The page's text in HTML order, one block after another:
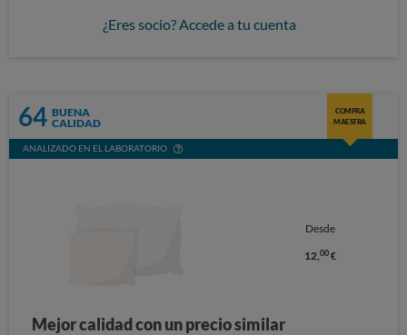
¿Eres socio? Accede a tu cuenta
64 BUENA
CALIDAD
COMPRA
MAESTRA
ANALIZADO EN EL LABORATORIO
Desde
12,00€
Mejor calidad con un precio similar